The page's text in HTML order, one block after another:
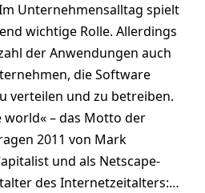
Unternehmensalltag spielt
wichtige Rolle. Allerdings
der Anwendungen auch
die Software
verteilen und zu betreiben.
– das Motto der
2011 von Mark
und als Netscape-
des Internetzeitalters:…